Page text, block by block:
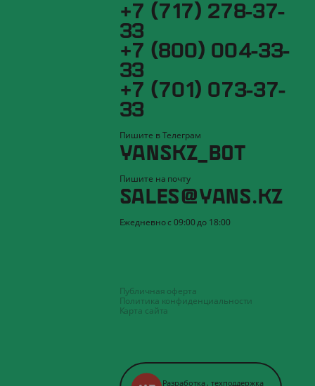
+7 (717) 278-37-
33
+7 (800) 004-33-
33
+7 (701) 073-37-
33
Пишите в Телеграм
YANSKZ_BOT
Пишите на почту
SALES@YANS.KZ
Ежедневно с 09:00 до 18:00
Публичная оферта
Политика конфиденциальности
Карта сайта
Разработка,техподдержка